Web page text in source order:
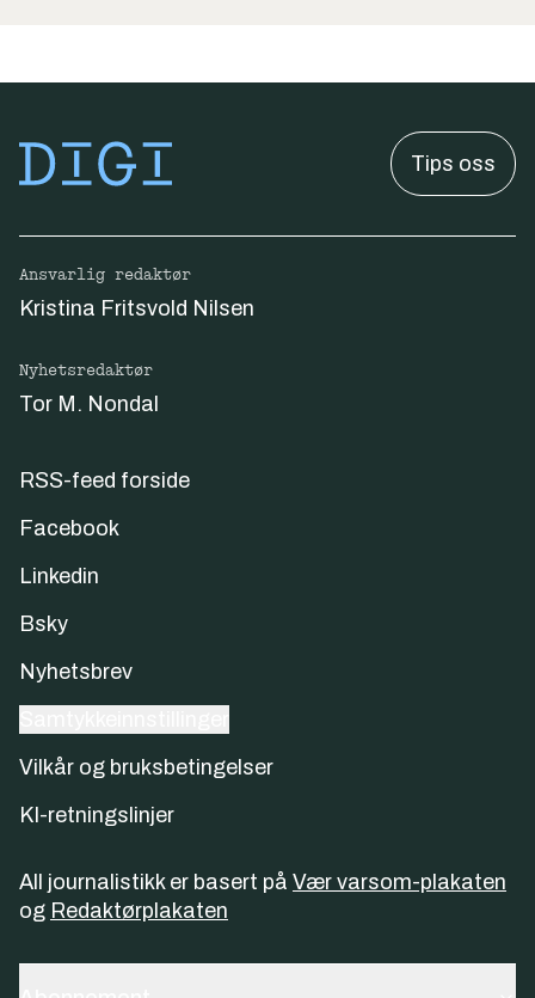
Tips oss
Ansvarlig redaktør
Kristina Fritsvold Nilsen
Nyhetsredaktør
Tor M. Nondal
RSS-feed forside
Facebook
Linkedin
Bsky
Nyhetsbrev
Vilkår og bruksbetingelser
KI-retningslinjer
All journalistikk er basert på Vær varsom-plakaten
og Redaktørplakaten